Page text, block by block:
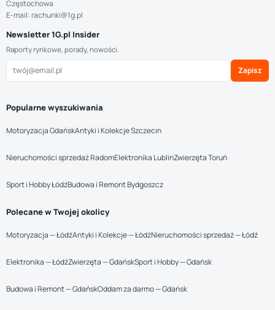
Częstochowa
E-mail: rachunki@1g.pl
Newsletter 1G.pl Insider
Raporty rynkowe, porady, nowości.
Zapisz
Popularne wyszukiwania
Motoryzacja GdańskAntyki i Kolekcje Szczecin
Nieruchomości sprzedaż RadomElektronika LublinZwierzęta Toruń
Sport i Hobby ŁódźBudowa i Remont Bydgoszcz
Polecane w Twojej okolicy
Motoryzacja — ŁódźAntyki i Kolekcje — ŁódźNieruchomości sprzedaż — Łódź
Elektronika — ŁódźZwierzęta — GdańskSport i Hobby — Gdańsk
Budowa i Remont — GdańskOddam za darmo — Gdańsk